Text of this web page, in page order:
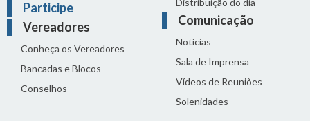
Participe
Vereadores
Conheça os Vereadores
Bancadas e Blocos
Conselhos
Distribuição do dia
Comunicação
Notícias
Sala de Imprensa
Vídeos de Reuniões
Solenidades